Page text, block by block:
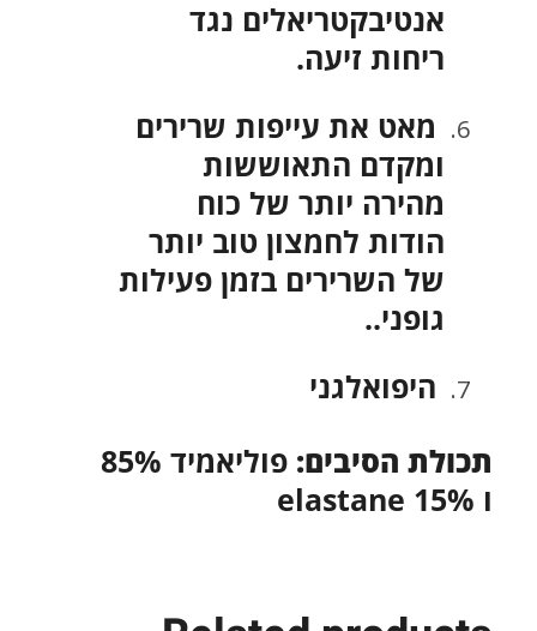
אנטיבקטריאלים נגד
ריחות זיעה.
מאט את עייפות שרירים
ומקדם התאוששות
מהירה יותר של כוח
הודות לחמצון טוב יותר
של השרירים בזמן פעילות
גופני..
היפואלגני
תכולת הסיבים:
פוליאמיד 85%
ו elastane 15%